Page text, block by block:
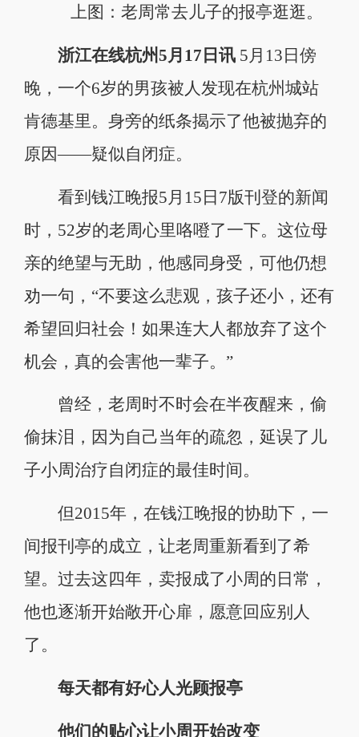
上图：老周常去儿子的报亭逛逛。
浙江在线杭州5月17日讯 5月13日傍
晚，一个6岁的男孩被人发现在杭州城站
肯德基里。身旁的纸条揭示了他被抛弃的
原因——疑似自闭症。
看到钱江晚报5月15日7版刊登的新闻
时，52岁的老周心里咯噔了一下。这位母
亲的绝望与无助，他感同身受，可他仍想
劝一句，“不要这么悲观，孩子还小，还有
希望回归社会！如果连大人都放弃了这个
机会，真的会害他一辈子。”
曾经，老周时不时会在半夜醒来，偷
偷抹泪，因为自己当年的疏忽，延误了儿
子小周治疗自闭症的最佳时间。
但2015年，在钱江晚报的协助下，一
间报刊亭的成立，让老周重新看到了希
望。过去这四年，卖报成了小周的日常，
他也逐渐开始敞开心扉，愿意回应别人
了。
每天都有好心人光顾报亭
他们的贴心让小周开始改变